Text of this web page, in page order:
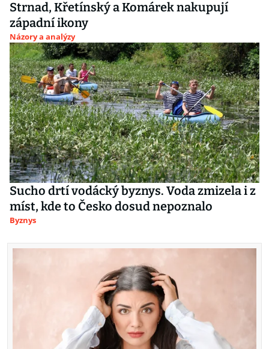
Strnad, Křetínský a Komárek nakupují
západní ikony
Názory a analýzy
Sucho drtí vodácký byznys. Voda zmizela i z
míst, kde to Česko dosud nepoznalo
Byznys